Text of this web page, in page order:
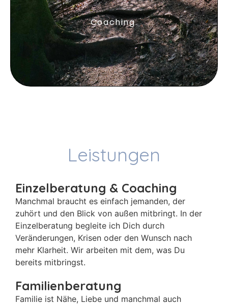
Coaching.
Leistungen
Einzelberatung & Coaching
Manchmal braucht es einfach jemanden, der
zuhört und den Blick von außen mitbringt. In der
Einzelberatung begleite ich Dich durch
Veränderungen, Krisen oder den Wunsch nach
mehr Klarheit. Wir arbeiten mit dem, was Du
bereits mitbringst.
Familienberatung
Familie ist Nähe, Liebe und manchmal auch